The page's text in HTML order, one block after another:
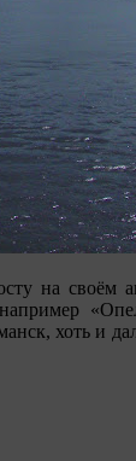
на своём
например
хоть и